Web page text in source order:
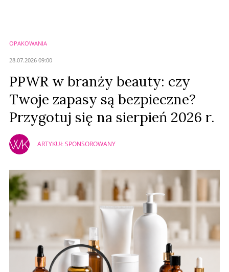
OPAKOWANIA
28.07.2026 09:00
PPWR w branży beauty: czy
Twoje zapasy są bezpieczne?
Przygotuj się na sierpień 2026 r.
ARTYKUŁ SPONSOROWANY